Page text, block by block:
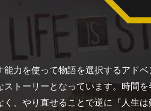
能力を使って物語を選択するアド
ストーリーとなっています。時間
く、やり直せることで逆に『人生は